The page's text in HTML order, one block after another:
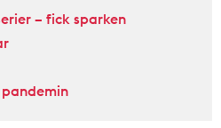
– fick sparken